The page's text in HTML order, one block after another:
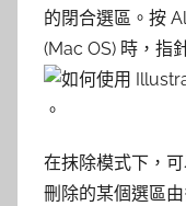
的閉合選區。按
(Mac OS) 時，指
。
在抹除模式下，
刪除的某個選區